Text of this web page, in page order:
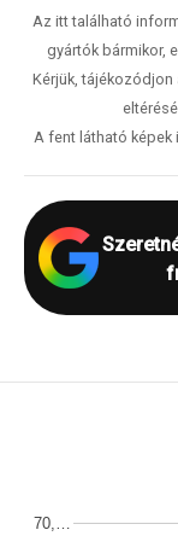
Az itt található
gyártók bármikor,
Kérjük, tájékozódjon
A fent látható képek
70,…